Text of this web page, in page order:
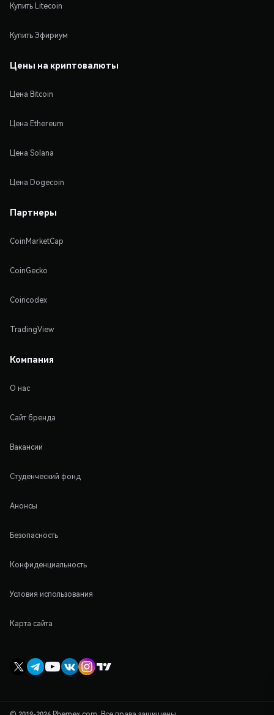
Купить Litecoin
Купить Эфириум
Цены на криптовалюты
Цена Bitcoin
Цена Ethereum
Цена Solana
Цена Dogecoin
Партнеры
CoinMarketCap
CoinGecko
Coincodex
TradingView
Компания
О нас
Сайт бренда
Вакансии
Студенческий фонд
Анонсы
Безопасность
Конфиденциальность
Условия использования
Карта сайта